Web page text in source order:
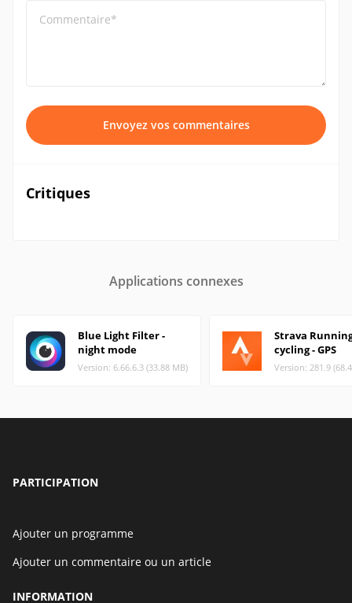
Commentaire*
Envoyez vos commentaires
Critiques
Applications connexes
Blue Light Filter -
night mode
Version: 6.66.6.3 (33.88 MB)
Strava
cycling - GPS
Version: 281.9
PARTICIPATION
Ajouter un programme
Ajouter un commentaire ou un article
INFORMATION